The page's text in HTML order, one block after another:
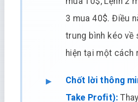
3 mua 40$. Điều
trung bình kéo về
hiện tại một cách
Chốt lời thông
Take Profit):